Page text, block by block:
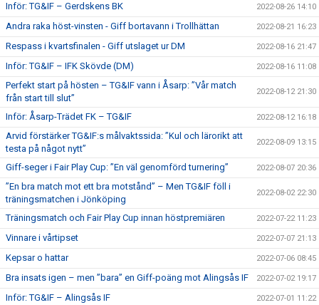
Inför: TG&IF – Gerdskens BK 2022-08-26 14:10
Andra raka höst-vinsten - Giff bortavann i Trollhättan 2022-08-21 16:23
Respass i kvartsfinalen - Giff utslaget ur DM 2022-08-16 21:47
Inför: TG&IF – IFK Skövde (DM) 2022-08-16 11:08
Perfekt start på hösten – TG&IF vann i Åsarp: ”Vår match
från start till slut”
2022-08-12 21:30
Inför: Åsarp-Trädet FK – TG&IF 2022-08-12 16:18
Arvid förstärker TG&IF:s målvaktssida: ”Kul och lärorikt att
testa på något nytt”
2022-08-09 13:15
Giff-seger i Fair Play Cup: ”En väl genomförd turnering” 2022-08-07 20:36
”En bra match mot ett bra motstånd” – Men TG&IF föll i
träningsmatchen i Jönköping
2022-08-02 22:30
Träningsmatch och Fair Play Cup innan höstpremiären 2022-07-22 11:23
Vinnare i vårtipset 2022-07-07 21:13
Kepsar o hattar 2022-07-06 08:45
Bra insats igen – men ”bara” en Giff-poäng mot Alingsås IF 2022-07-02 19:17
Inför: TG&IF – Alingsås IF 2022-07-01 11:22